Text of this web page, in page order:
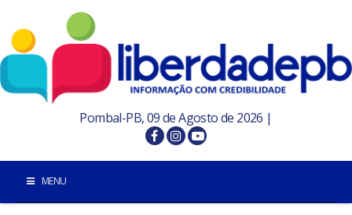
Pombal-PB, 09 de Agosto de 2026 |
MENU